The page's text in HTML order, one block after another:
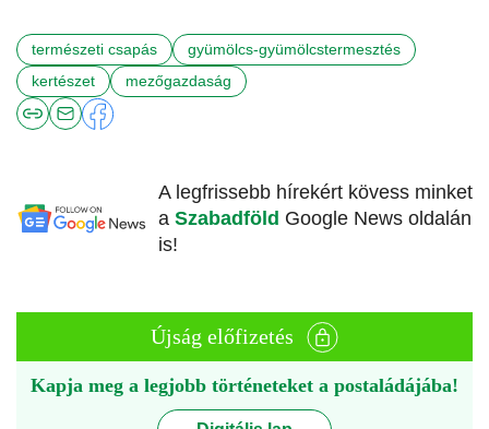
természeti csapás
gyümölcs-gyümölcstermesztés
kertészet
mezőgazdaság
A legfrissebb hírekért kövess minket
a Szabadföld Google News oldalán
is!
Újság előfizetés
Kapja meg a legjobb történeteket a postaládájába!